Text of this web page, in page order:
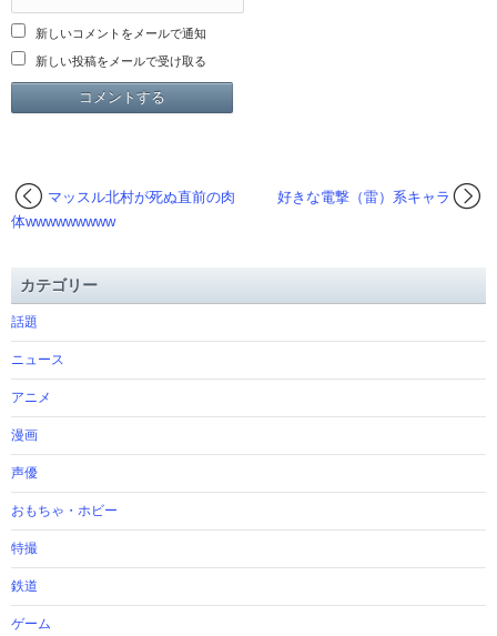
新しいコメントをメールで通知
新しい投稿をメールで受け取る
好きな電撃（雷）系キャラ
マッスル北村が死ぬ直前の肉
体wwwwwwwww
カテゴリー
話題
ニュース
アニメ
漫画
声優
おもちゃ・ホビー
特撮
鉄道
ゲーム